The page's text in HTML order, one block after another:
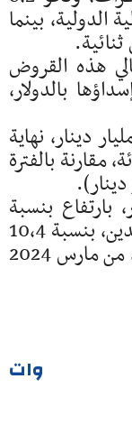
الدولية، بينما
من إجمالي هذه القروض
تمّ إسداؤها بالدولار،
خدمة الدين العمومي ب9 مليار دينار، نهاية
بنسبة 26 بالمائة، مقارنة بالفترة
مليار دينار، بارتفاع بنسبة
38،6 بالمائة، في ما تراجعت فوائد الدين، بنسبة 10،4
بالمائة، لتبلغ قيمتها 1،6 مليار دينار، من مارس 2024
وات